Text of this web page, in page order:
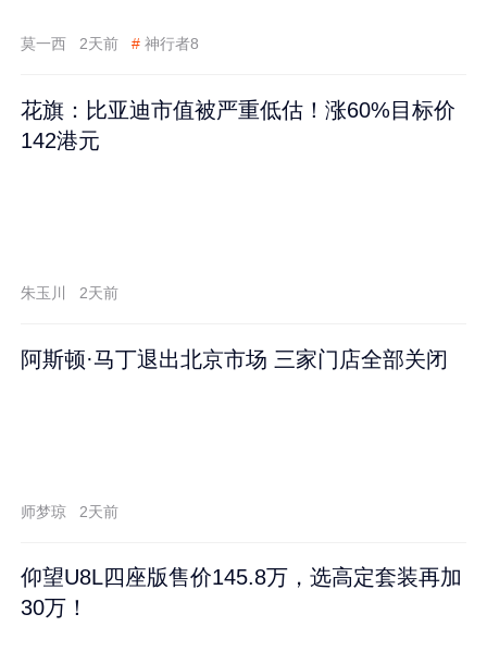
莫一西 2天前 # 神行者8
花旗：比亚迪市值被严重低估！涨60%目标价
142港元
朱玉川 2天前
阿斯顿·马丁退出北京市场 三家门店全部关闭
师梦琼 2天前
仰望U8L四座版售价145.8万，选高定套装再加
30万！